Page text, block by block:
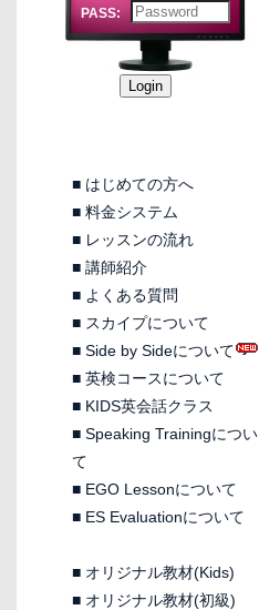
PASS:
■ はじめての方へ
■ 料金システム
■ レッスンの流れ
■ 講師紹介
■ よくある質問
■ スカイプについて
■ Side by Sideについて
■ 英検コースについて
■ KIDS英会話クラス
■ Speaking Trainingについ
て
■ EGO Lessonについて
■ ES Evaluationについて
■ オリジナル教材(Kids)
■ オリジナル教材(初級)